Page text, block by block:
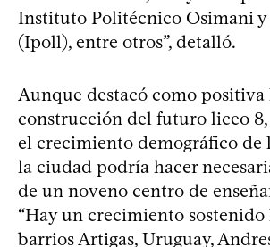
Instituto Politécnico Osimani y
(Ipoll), entre otros”, detalló.
Aunque destacó como positiva
construcción del futuro liceo
el crecimiento demográfico de
la ciudad podría hacer
de un noveno centro de
“Hay un crecimiento sostenido
barrios Artigas, Uruguay,